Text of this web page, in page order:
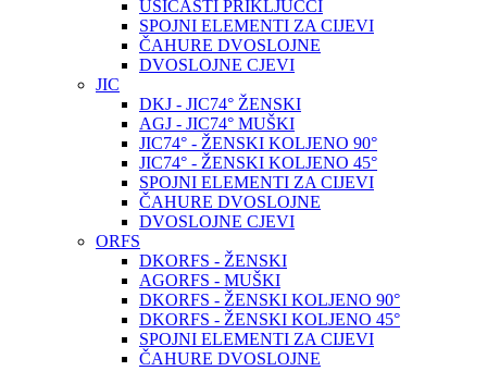
UŠICASTI PRIKLJUČCI
SPOJNI ELEMENTI ZA CIJEVI
ČAHURE DVOSLOJNE
DVOSLOJNE CJEVI
JIC
DKJ - JIC74° ŽENSKI
AGJ - JIC74° MUŠKI
JIC74° - ŽENSKI KOLJENO 90°
JIC74° - ŽENSKI KOLJENO 45°
SPOJNI ELEMENTI ZA CIJEVI
ČAHURE DVOSLOJNE
DVOSLOJNE CJEVI
ORFS
DKORFS - ŽENSKI
AGORFS - MUŠKI
DKORFS - ŽENSKI KOLJENO 90°
DKORFS - ŽENSKI KOLJENO 45°
SPOJNI ELEMENTI ZA CIJEVI
ČAHURE DVOSLOJNE